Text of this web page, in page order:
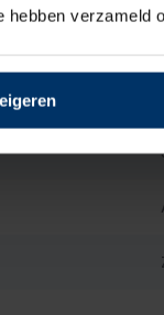
hebben verzameld